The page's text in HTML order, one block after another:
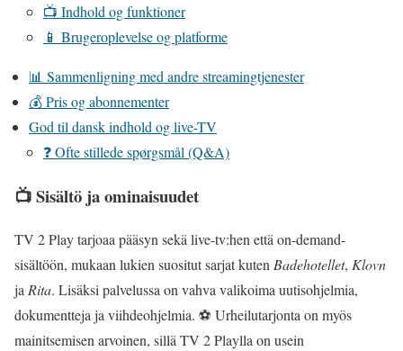
📺 Indhold og funktioner
📱 Brugeroplevelse og platforme
📊 Sammenligning med andre streamingtjenester
💰 Pris og abonnementer
God til dansk indhold og live-TV
❓ Ofte stillede spørgsmål (Q&A)
📺Sisältö ja ominaisuudet
TV 2 Play tarjoaa pääsyn sekä live-tv:hen että on-demand-
sisältöön, mukaan lukien suositut sarjat kutenBadehotellet, Klovn
jaRita. Lisäksi palvelussa on vahva valikoima uutisohjelmia,
dokumentteja ja viihdeohjelmia. ⚽ Urheilutarjonta on myös
mainitsemisen arvoinen, sillä TV 2 Playlla on usein